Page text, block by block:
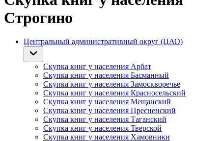
Строгино
Центральный административный округ (ЦАО)
Скупка книг у населения Арбат
Скупка книг у населения Басманный
Скупка книг у населения Замоскворечье
Скупка книг у населения Красносельский
Скупка книг у населения Мещанский
Скупка книг у населения Пресненский
Скупка книг у населения Таганский
Скупка книг у населения Тверской
Скупка книг у населения Хамовники